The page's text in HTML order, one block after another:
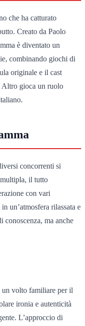
che ha catturato
Creato da Paolo
è diventato un
combinando giochi di
originale e il cast
gioca un ruolo
concorrenti si
il tutto
con vari
un’atmosfera rilassata e
conoscenza, ma anche
un volto familiare per il
ironia e autenticità
L’approccio di